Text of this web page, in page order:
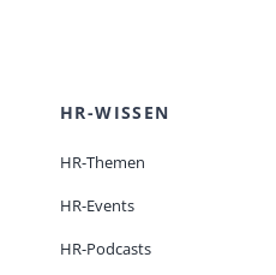
HR-WISSEN
HR-Themen
HR-Events
HR-Podcasts